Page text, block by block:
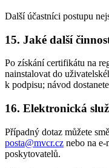
Další účastníci postupu
15. Jaké další
Po získání certifikátu na
nainstalovat do
k podpisu; návod
16. Elektronická
Případný dotaz můžete
posta@mvcr.cz nebo na
poskytovatelů.